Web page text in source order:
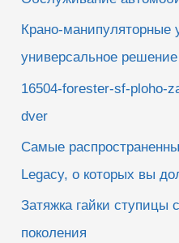
Крано-манипуляторные
универсальное
16504-forester-sf-ploho-
dver
Самые
Legacy, о которых вы
Затяжка гайки ступицы
поколения